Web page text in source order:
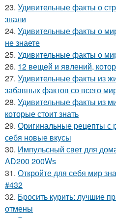
23. Удивительные факты о
знали
24. Удивительные факты о
не знаете
25. Удивительные факты о
26. 12 вещей и явлений,
27. Удивительные факты из
забавных фактов со всего
28. Удивительные факты из
которые стоит знать
29. Оригинальные рецепты с
себя новые вкусы
30. Импульсный свет для
AD200 200Ws
31. Откройте для себя мир
#432
32. Бросить курить: лучшие
отмены